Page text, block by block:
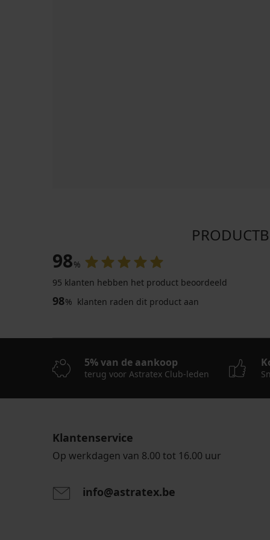
98%
95 klanten hebben het product beoordeeld
98% klanten raden dit product aan
5% van de aankoop
terug voor Astratex Club-leden
Klantenservice
Op werkdagen van 8.00 tot 16.00 uur
info@astratex.be